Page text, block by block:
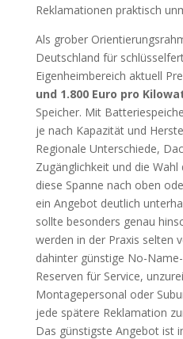
Reklamationen praktisch
Als grober
Deutschland für
Eigenheimbereich aktuell
und 1.800 Euro pro
Speicher. Mit
je nach Kapazität und
Regionale Unterschiede,
Zugänglichkeit und die
diese Spanne nach oben
ein Angebot deutlich
sollte besonders genau
werden in der Praxis selten
dahinter günstige No-
Reserven für Service,
Montagepersonal oder
jede spätere Reklamation
Das günstigste Angebot ist